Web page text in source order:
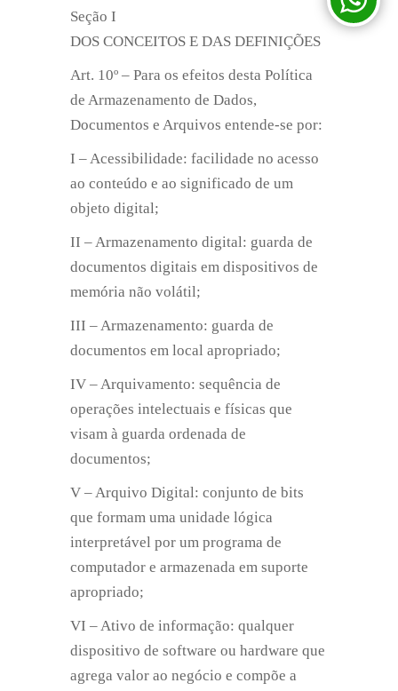
Seção I
DOS CONCEITOS E DAS DEFINIÇÕES
Art. 10º – Para os efeitos desta Política
de Armazenamento de Dados,
Documentos e Arquivos entende-se por:
I – Acessibilidade: facilidade no acesso
ao conteúdo e ao significado de um
objeto digital;
II – Armazenamento digital: guarda de
documentos digitais em dispositivos de
memória não volátil;
III – Armazenamento: guarda de
documentos em local apropriado;
IV – Arquivamento: sequência de
operações intelectuais e físicas que
visam à guarda ordenada de
documentos;
V – Arquivo Digital: conjunto de bits
que formam uma unidade lógica
interpretável por um programa de
computador e armazenada em suporte
apropriado;
VI – Ativo de informação: qualquer
dispositivo de software ou hardware que
agrega valor ao negócio e compõe a